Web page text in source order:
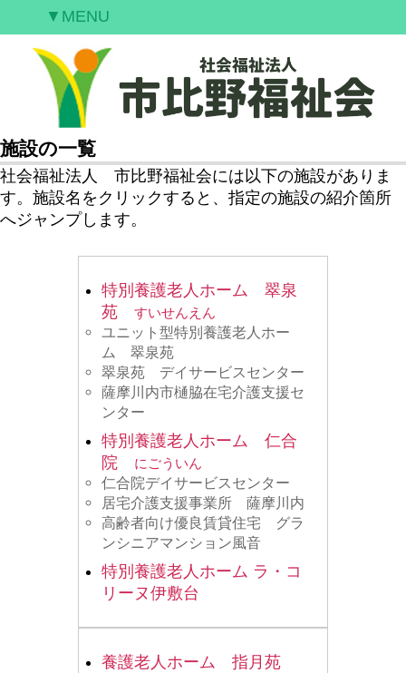
▼MENU
私たちの願い
事業案内
空室情報
研修案内
施設の一覧
社会福祉法人 市比野福祉会には以下の施設がありま
す。施設名をクリックすると、指定の施設の紹介箇所
へジャンプします。
特別養護老人ホーム 翠泉
苑 すいせんえん
ユニット型特別養護老人ホー
ム 翠泉苑
翠泉苑 デイサービスセンター
薩摩川内市樋脇在宅介護支援セ
ンター
特別養護老人ホーム 仁合
院
にごういん
仁合院デイサービスセンター
居宅介護支援事業所 薩摩川内
高齢者向け優良賃貸住宅 グラ
ンシニアマンション風音
特別養護老人ホーム ラ・コ
リーヌ伊敷台
養護老人ホーム 指月苑